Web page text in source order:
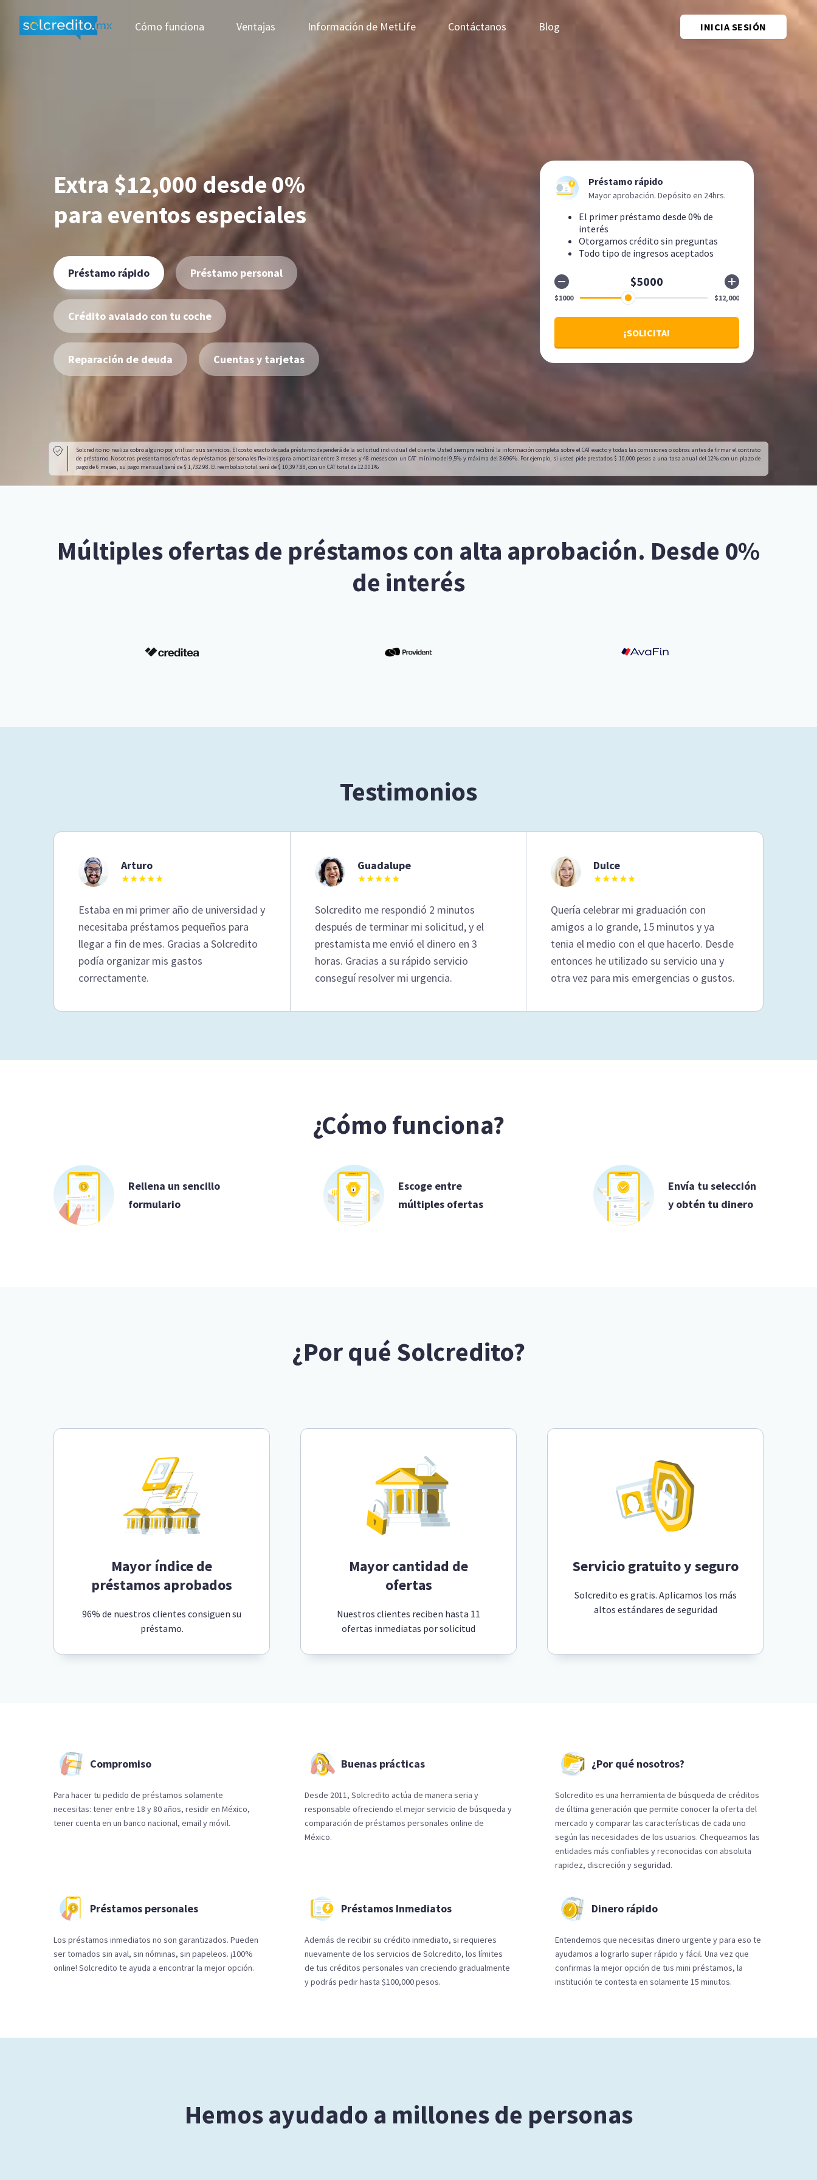
Cómo funciona Ventajas Información de MetLife Contáctanos Blog INICIA SESIÓN
Extra $12,000 desde 0%
para eventos especiales
Préstamo rápido Préstamo personal
Crédito avalado con tu coche
Reparación de deuda Cuentas y tarjetas
Préstamo rápido
Mayor aprobación. Depósito en 24hrs.
El primer préstamo desde 0% de
interés
Otorgamos crédito sin preguntas
Todo tipo de ingresos aceptados
¡SOLICITA!
Solcredito no realiza cobro alguno por utilizar sus servicios. El costo exacto de cada préstamo dependerá de la solicitud individual del cliente. Usted siempre recibirá la información completa sobre el CAT exacto y todas las comisiones o cobros antes de firmar el contrato
de préstamo. Nosotros presentamos ofertas de préstamos personales flexibles para amortizar entre 3 meses y 48 meses con un CAT mínimo del 9,5% y máxima del 3.696%. Por ejemplo, si usted pide prestados $ 10,000 pesos a una tasa anual del 12% con un plazo de
pago de 6 meses, su pago mensual será de $ 1,732.98. El reembolso total será de $ 10,397.88, con un CAT total de 12.001%
Múltiples ofertas de préstamos con alta aprobación. Desde 0%
de interés
Testimonios
Arturo
★★★★★
Estaba en mi primer año de universidad y
necesitaba préstamos pequeños para
llegar a fin de mes. Gracias a Solcredito
podía organizar mis gastos
correctamente.
Guadalupe
★★★★★
Solcredito me respondió 2 minutos
después de terminar mi solicitud, y el
prestamista me envió el dinero en 3
horas. Gracias a su rápido servicio
conseguí resolver mi urgencia.
Dulce
★★★★★
Quería celebrar mi graduación con
amigos a lo grande, 15 minutos y ya
tenia el medio con el que hacerlo. Desde
entonces he utilizado su servicio una y
otra vez para mis emergencias o gustos.
¿Cómo funciona?
Rellena un sencillo
formulario
Escoge entre
múltiples ofertas
Envía tu selección
y obtén tu dinero
¿Por qué Solcredito?
Mayor índice de
préstamos aprobados
96% de nuestros clientes consiguen su
préstamo.
Mayor cantidad de
ofertas
Nuestros clientes reciben hasta 11
ofertas inmediatas por solicitud
Servicio gratuito y seguro
Solcredito es gratis. Aplicamos los más
altos estándares de seguridad
Compromiso
Para hacer tu pedido de préstamos solamente
necesitas: tener entre 18 y 80 años, residir en México,
tener cuenta en un banco nacional, email y móvil.
Buenas prácticas
Desde 2011, Solcredito actúa de manera seria y
responsable ofreciendo el mejor servicio de búsqueda y
comparación de préstamos personales online de
México.
¿Por qué nosotros?
Solcredito es una herramienta de búsqueda de créditos
de última generación que permite conocer la oferta del
mercado y comparar las características de cada uno
según las necesidades de los usuarios. Chequeamos las
entidades más confiables y reconocidas con absoluta
rapidez, discreción y seguridad.
Préstamos personales
Los préstamos inmediatos no son garantizados. Pueden
ser tomados sin aval, sin nóminas, sin papeleos. ¡100%
online! Solcredito te ayuda a encontrar la mejor opción.
Préstamos Inmediatos
Además de recibir su crédito inmediato, si requieres
nuevamente de los servicios de Solcredito, los límites
de tus créditos personales van creciendo gradualmente
y podrás pedir hasta $100,000 pesos.
Dinero rápido
Entendemos que necesitas dinero urgente y para eso te
ayudamos a lograrlo super rápido y fácil. Una vez que
confirmas la mejor opción de tus mini préstamos, la
institución te contesta en solamente 15 minutos.
Hemos ayudado a millones de personas